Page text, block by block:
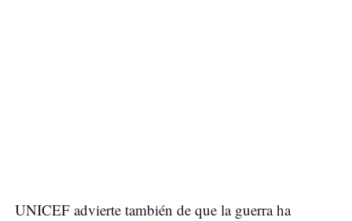
UNICEF advierte también de que la guerra ha